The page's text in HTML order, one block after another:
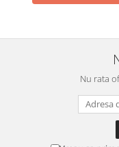
Nu rata